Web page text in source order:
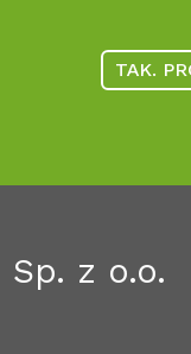
TAK.
z o.o.